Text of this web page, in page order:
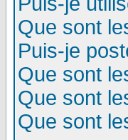
Que sont
Puis-je
Que sont
Que sont
Que sont